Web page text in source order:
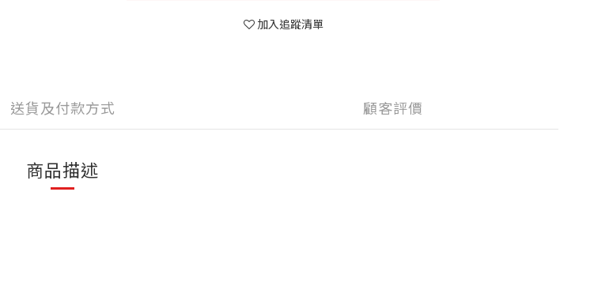
加入追蹤清單
送貨及付款方式 顧客評價
商品描述